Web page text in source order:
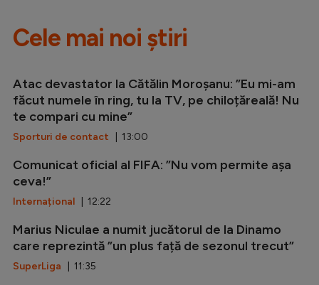
Cele mai noi știri
Atac devastator la Cătălin Moroșanu: ”Eu mi-am
făcut numele în ring, tu la TV, pe chiloțăreală! Nu
te compari cu mine”
Sporturi de contact | 13:00
Comunicat oficial al FIFA: ”Nu vom permite așa
ceva!”
Internațional | 12:22
Marius Niculae a numit jucătorul de la Dinamo
care reprezintă ”un plus față de sezonul trecut”
SuperLiga | 11:35